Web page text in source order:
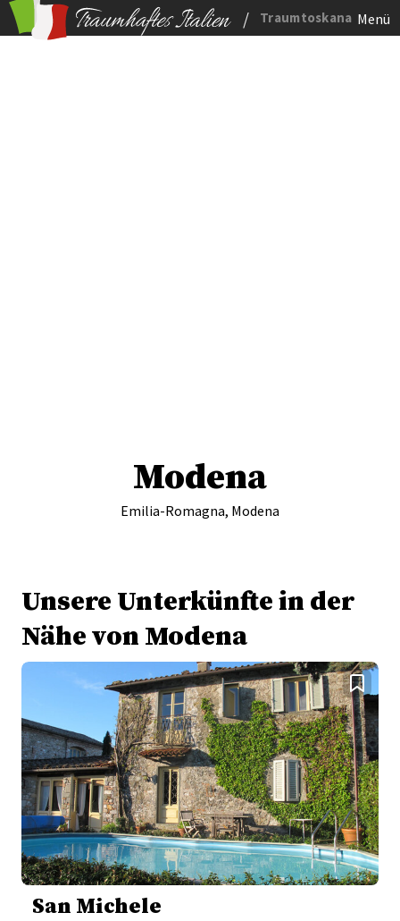
/ Traumtoskana Menü
Modena
Emilia-Romagna, Modena
Unsere Unterkünfte in der
Nähe von Modena
San Michele